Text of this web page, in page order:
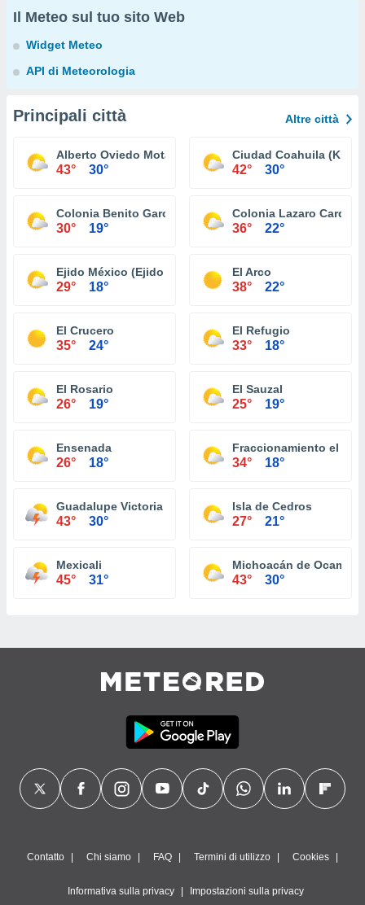
Il Meteo sul tuo sito Web
Widget Meteo
API di Meteorologia
Principali città Altre città
Alberto Oviedo Mota (Reacomodo)
43° 30°
Ciudad Coahuila (Km.
42° 30°
Colonia Benito García (El Zorrillo)
30° 19°
Colonia Lazaro
36° 22°
Ejido México (Ejido Punta Colonet)
29° 18°
El Arco
38° 22°
El Crucero
35° 24°
El Refugio
33° 18°
El Rosario
26° 19°
El Sauzal
25° 19°
Ensenada
26° 18°
Fraccionamiento el
34° 18°
Guadalupe Victoria (Km. 43)
43° 30°
Isla de Cedros
27° 21°
Mexicali
45° 31°
Michoacán de Ocampo
43° 30°
Contatto Chi siamo FAQ Termini di utilizzo Cookies
Informativa sulla privacy Impostazioni sulla privacy